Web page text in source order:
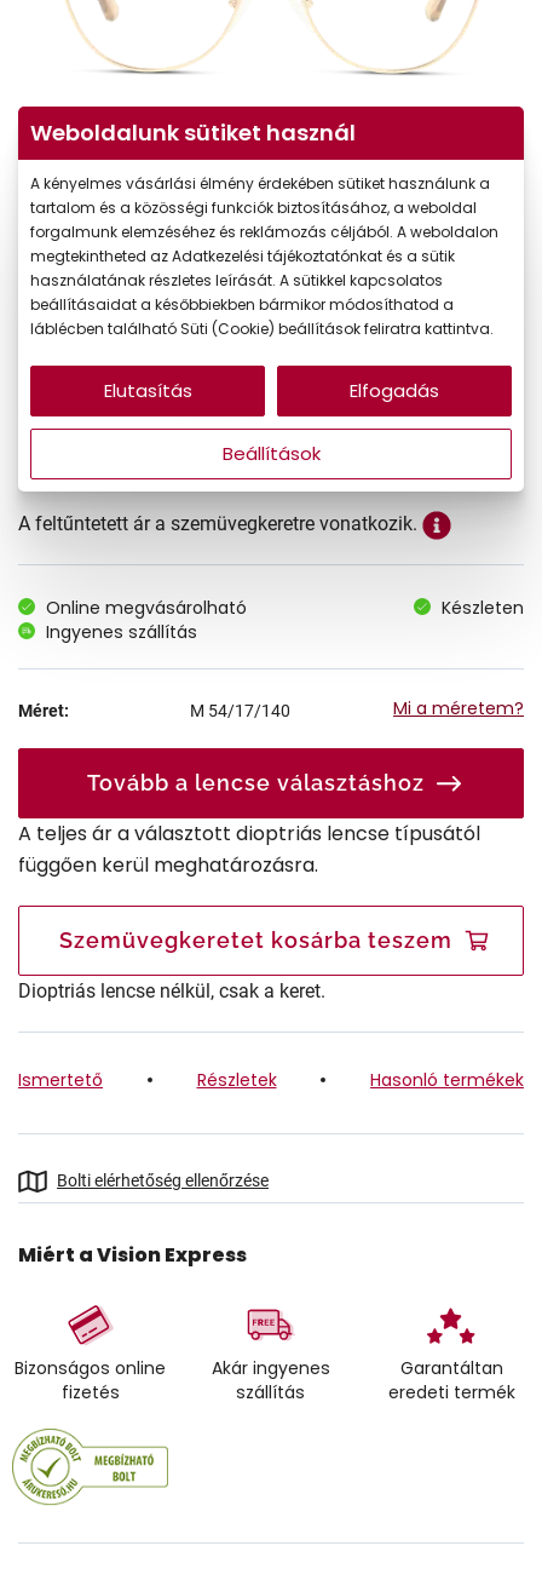
Ár: 72.990 Ft
A feltűntetett ár a szemüvegkeretre vonatkozik.
Online megvásárolható
Készleten
Ingyenes szállítás
Méret: M 54/17/140 Mi a méretem?
Tovább a lencse választáshoz
A teljes ár a választott dioptriás lencse típusától
függően kerül meghatározásra.
Szemüvegkeretet kosárba teszem
Dioptriás lencse nélkül, csak a keret.
Ismertető Részletek Hasonló termékek
Bolti elérhetőség ellenőrzése
Miért a Vision Express
Bizonságos online
fizetés
Akár ingyenes
szállítás
Garantáltan
eredeti termék
Weboldalunk sütiket használ
A kényelmes vásárlási élmény érdekében sütiket használunk a
tartalom és a közösségi funkciók biztosításához, a weboldal
forgalmunk elemzéséhez és reklámozás céljából. A weboldalon
megtekintheted az Adatkezelési tájékoztatónkat és a sütik
használatának részletes leírását. A sütikkel kapcsolatos
beállításaidat a későbbiekben bármikor módosíthatod a
láblécben található Süti (Cookie) beállítások feliratra kattintva.
Beállítások
Elutasítás Elfogadás